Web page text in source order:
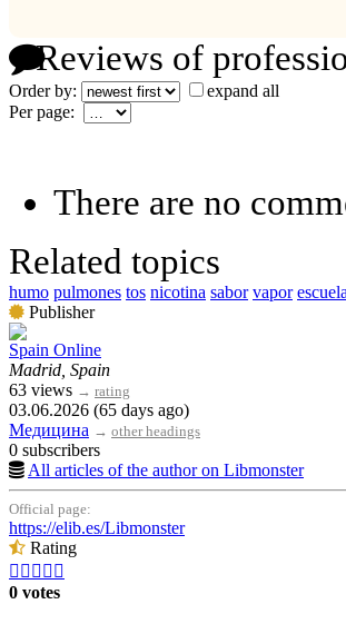
Reviews of
Order by:
expand all
Per page:
There are no
Related topics
humo pulmones tos nicotina sabor vapor escuela
Publisher
Spain Online
Madrid, Spain
63 views → rating
03.06.2026 (65 days ago)
Медицина → other headings
0 subscribers
All articles of the author on Libmonster
Official page:
https://elib.es/Libmonster
Rating
    
0 votes